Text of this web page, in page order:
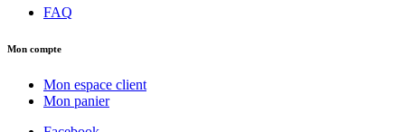
FAQ
Mon compte
Mon espace client
Mon panier